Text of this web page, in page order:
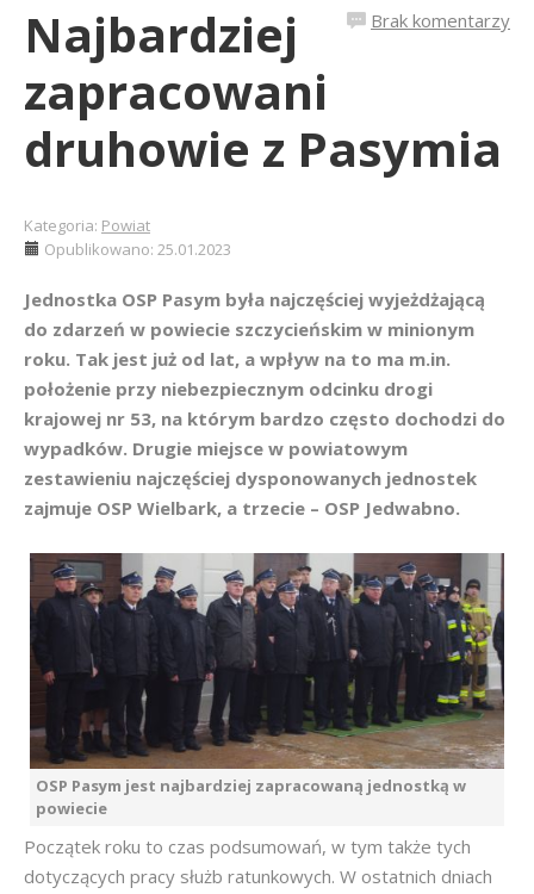
Brak komentarzy
Najbardziej
zapracowani
druhowie z Pasymia
Kategoria: Powiat
Opublikowano: 25.01.2023
Jednostka OSP Pasym była najczęściej wyjeżdżającą
do zdarzeń w powiecie szczycieńskim w minionym
roku. Tak jest już od lat, a wpływ na to ma m.in.
położenie przy niebezpiecznym odcinku drogi
krajowej nr 53, na którym bardzo często dochodzi do
wypadków. Drugie miejsce w powiatowym
zestawieniu najczęściej dysponowanych jednostek
zajmuje OSP Wielbark, a trzecie – OSP Jedwabno.
OSP Pasym jest najbardziej zapracowaną jednostką w
powiecie
Początek roku to czas podsumowań, w tym także tych
dotyczących pracy służb ratunkowych. W ostatnich dniach